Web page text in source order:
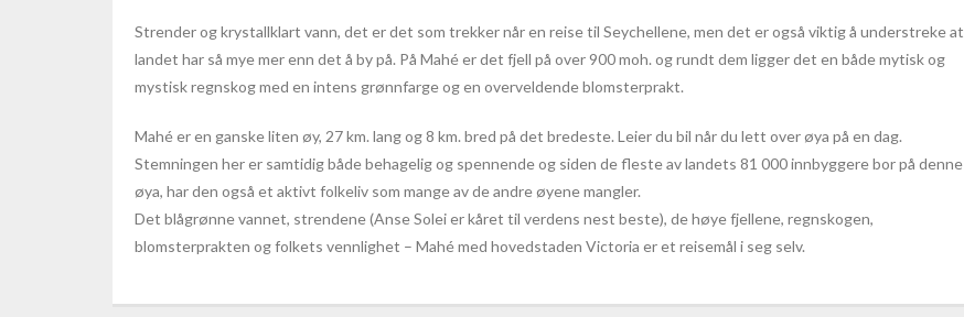
Strender og krystallklart vann, det er det som trekker når en reise til Seychellene, men det er også viktig å understreke at
landet har så mye mer enn det å by på. På Mahé er det fjell på over 900 moh. og rundt dem ligger det en både mytisk og
mystisk regnskog med en intens grønnfarge og en overveldende blomsterprakt.
Mahé er en ganske liten øy, 27 km. lang og 8 km. bred på det bredeste. Leier du bil når du lett over øya på en dag.
Stemningen her er samtidig både behagelig og spennende og siden de fleste av landets 81 000 innbyggere bor på denne
øya, har den også et aktivt folkeliv som mange av de andre øyene mangler.
Det blågrønne vannet, strendene (Anse Solei er kåret til verdens nest beste), de høye fjellene, regnskogen,
blomsterprakten og folkets vennlighet – Mahé med hovedstaden Victoria er et reisemål i seg selv.